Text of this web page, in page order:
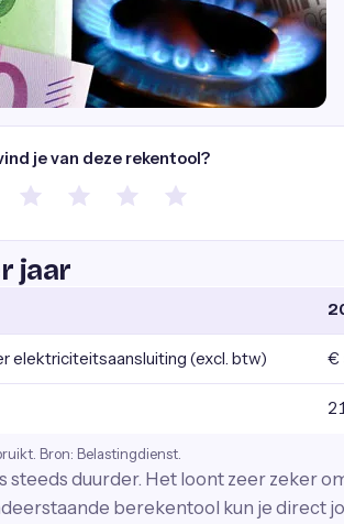
je van deze rekentool?
jaar
elektriciteitsaansluiting (excl. btw) €
Bron: Belastingdienst.
steeds duurder. Het loont zeer zeker
berekentool kun je direct